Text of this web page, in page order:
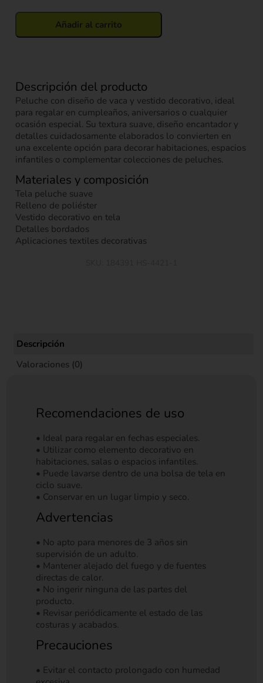
Descripción del producto
Peluche con diseño de vaca y vestido decorativo, ideal
para regalar en cumpleaños, aniversarios o cualquier
ocasión especial. Su textura suave, diseño encantador y
detalles cuidadosamente elaborados lo convierten en
una excelente opción para decorar habitaciones, espacios
infantiles o complementar colecciones de peluches.
Materiales y composición
Tela peluche suave
Relleno de poliéster
Vestido decorativo en tela
Detalles bordados
Aplicaciones textiles decorativas
Decorativo
38
Añadir al carrito
Descripción
Valoraciones (0)
Recomendaciones de uso
• Ideal para regalar en fechas especiales.
• Utilizar como elemento decorativo en
habitaciones, salas o espacios infantiles.
• Puede lavarse dentro de una bolsa de tela en
ciclo suave.
• Conservar en un lugar limpio y seco.
Advertencias
• No apto para menores de 3 años sin
supervisión de un adulto.
• Mantener alejado del fuego y de fuentes
directas de calor.
• No ingerir ninguna de las partes del
producto.
• Revisar periódicamente el estado de las
costuras y acabados.
Precauciones
• Evitar el contacto prolongado con humedad